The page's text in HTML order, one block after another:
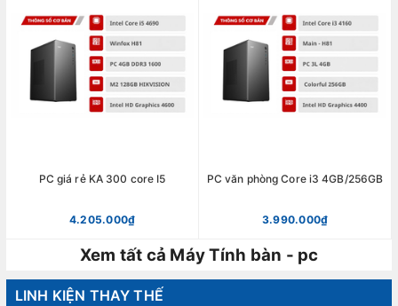
PC giá rẻ KA 300 core I5
4.205.000₫
PC văn phòng Core i3 4GB/256GB
3.990.000₫
Xem tất cả Máy Tính bàn - pc
LINH KIỆN THAY THẾ